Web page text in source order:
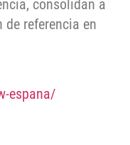
consolidan a
referencia en
espana/